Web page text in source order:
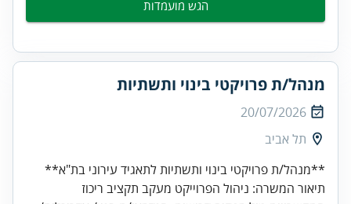
הגש מועמדות
מנהל/ת פרויקטי בינוי ותשתיות
20/07/2026
תל אביב
**מנהל/ת פרויקטי בינוי ותשתיות לתאגיד עירוני בת"א**
תיאור המשרה: ניהול הפרוייקט מעקב תקציב ריכוז